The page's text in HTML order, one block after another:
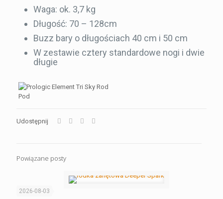
Waga: ok. 3,7 kg
Długość: 70 – 128cm
Buzz bary o długościach 40 cm i 50 cm
W zestawie cztery standardowe nogi i dwie
długie
Udostępnij
Powiązane posty
2026-08-03